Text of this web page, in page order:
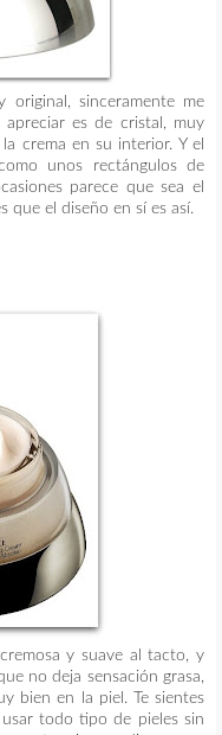
original, sinceramente me
apreciar es de cristal, muy
crema en su interior. Y el
unos rectángulos de
parece que sea el
que el diseño en sí es así.
y suave al tacto, y
no deja sensación grasa,
bien en la piel. Te sientes
todo tipo de pieles sin